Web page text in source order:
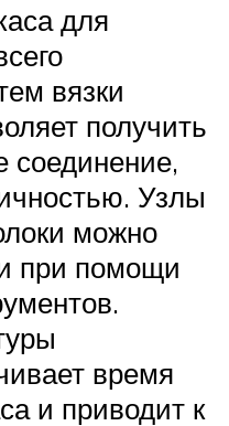
для
вязки
получить
соединение,
Узлы
можно
при помощи
время
и приводит к